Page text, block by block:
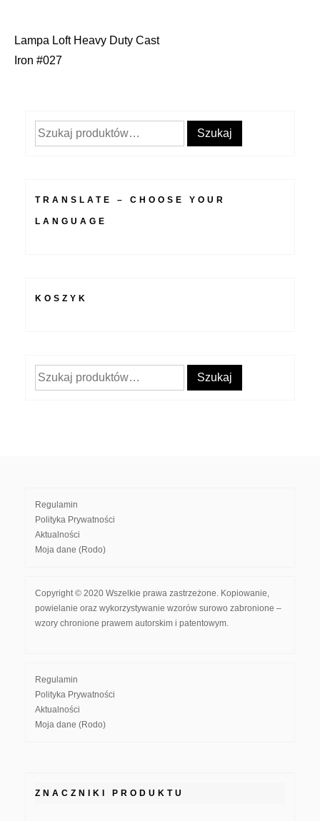
Nawigacja
Lampa Loft Heavy Duty Cast
Iron #027
Szukaj: Szukaj
TRANSLATE – CHOOSE YOUR
LANGUAGE
KOSZYK
Szukaj: Szukaj
Regulamin
Polityka Prywatności
Aktualności
Moja dane (Rodo)
Copyright © 2020 Wszelkie prawa zastrzeżone. Kopiowanie,
powielanie oraz wykorzystywanie wzorów surowo zabronione –
wzory chronione prawem autorskim i patentowym.
Regulamin
Polityka Prywatności
Aktualności
Moja dane (Rodo)
ZNACZNIKI PRODUKTU